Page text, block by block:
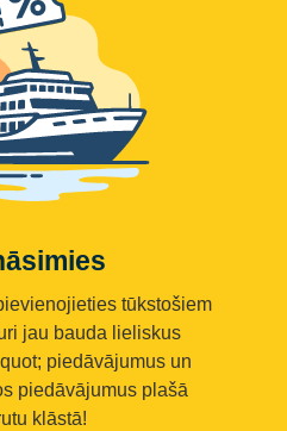
tūkstošiem
jau bauda lieliskus
piedāvājumus un
piedāvājumus plašā
klāstā!